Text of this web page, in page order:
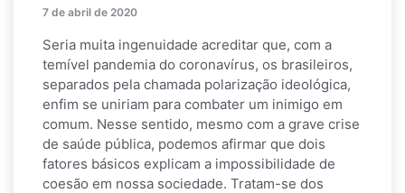
7 de abril de 2020
Seria muita ingenuidade acreditar que, com a
temível pandemia do coronavírus, os brasileiros,
separados pela chamada polarização ideológica,
enfim se uniriam para combater um inimigo em
comum. Nesse sentido, mesmo com a grave crise
de saúde pública, podemos afirmar que dois
fatores básicos explicam a impossibilidade de
coesão em nossa sociedade. Tratam-se dos